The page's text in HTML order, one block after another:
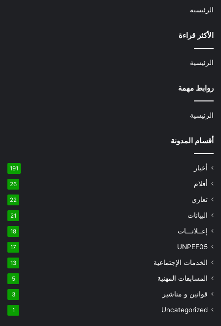
الرئيسية
الأكثر قراءة
الرئيسية
روابط مهمة
الرئيسية
أقسام المدونة
أخبار 191
أقلام 26
تعازي 22
البيانات 21
إعــلانـــات 18
UNPEF05
17
الخدمات الإجتماعية 13
المسابقات المهنية 5
قوانين و مناشير 3
Uncategorized
1